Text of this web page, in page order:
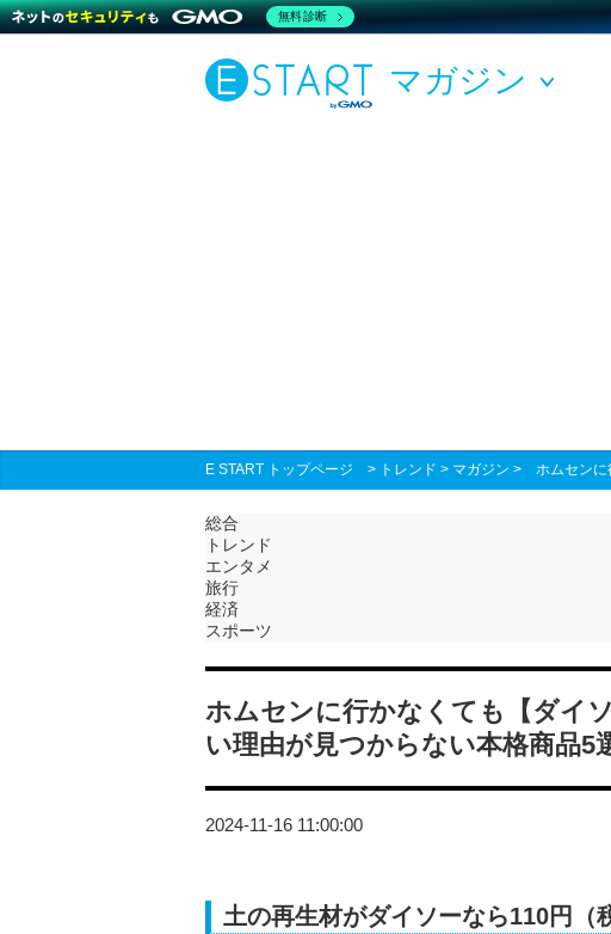
マガジン
E START トップページ > トレンド > マガジン > ホムセン
総合
トレンド
エンタメ
旅行
経済
スポーツ
ホムセンに行かなくても【ダイ
い理由が見つからない本格商品5
2024-11-16 11:00:00
土の再生材がダイソーなら110円（
無料診断